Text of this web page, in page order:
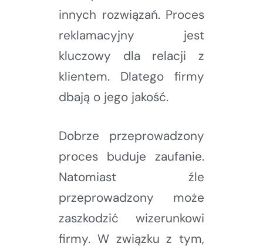
innych rozwiązań. Proces
reklamacyjny jest
kluczowy dla relacji z
klientem. Dlatego firmy
dbają o jego jakość.
Dobrze przeprowadzony
proces buduje zaufanie.
Natomiast źle
przeprowadzony może
zaszkodzić wizerunkowi
firmy. W związku z tym,